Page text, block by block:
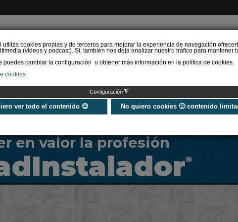
utiliza cookies propias y de terceros para mejorar la experiencia de navegación
(vídeos y podcast). Si, también nos deja analizar nuestro tráfico para mantener
puedes cambiar la configuración u obtener más información en la política de cookies.
cookies.
Configuración ◮
ver todo el contenido 😊 No quiero cookies 🙁 contenido
RENOVABLES
A PIE DE OBRA PATROCINADORES ENTIDADES COMPROMETIDAS
en valor la profesión
®